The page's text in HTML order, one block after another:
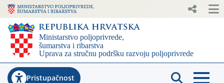
Pristupačnost